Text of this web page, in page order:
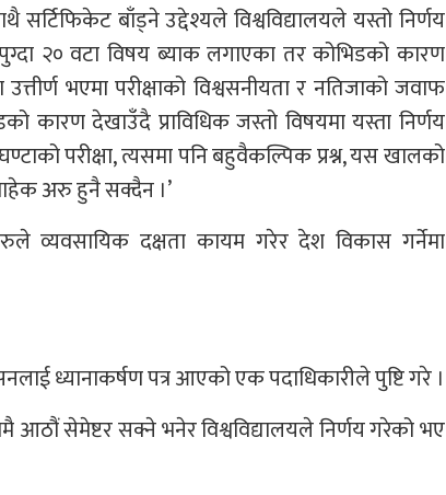
सर्टिफिकेट बाँड्ने उद्देश्यले विश्वविद्यालयले यस्तो निर्णय
२० वटा विषय ब्याक लगाएका तर कोभिडको कारण
भएमा परीक्षाको विश्वसनीयता र नतिजाको जवाफ
कारण देखाउँदै प्राविधिक जस्तो विषयमा यस्ता निर्णय
परीक्षा, त्यसमा पनि बहुवैकल्पिक प्रश्न, यस खालको
अरु हुनै सक्दैन ।’
व्यवसायिक दक्षता कायम गरेर देश विकास गर्नेमा
ध्यानाकर्षण पत्र आएको एक पदाधिकारीले पुष्टि गरे ।
आठौं सेमेष्टर सक्ने भनेर विश्वविद्यालयले निर्णय गरेको भए